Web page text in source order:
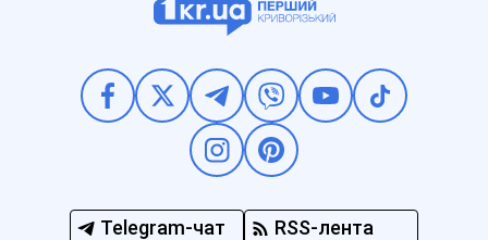
Telegram-чат RSS-лента